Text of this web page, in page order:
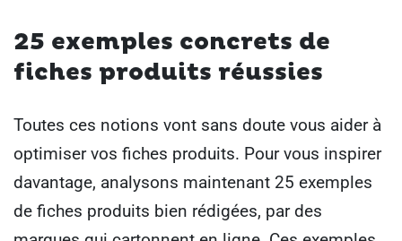
25 exemples concrets de
fiches produits réussies
Toutes ces notions vont sans doute vous aider à
optimiser vos fiches produits. Pour vous inspirer
davantage, analysons maintenant 25 exemples
de fiches produits bien rédigées, par des